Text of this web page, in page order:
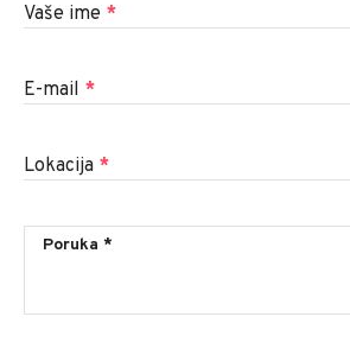
Vaše ime *
E-mail *
Lokacija *